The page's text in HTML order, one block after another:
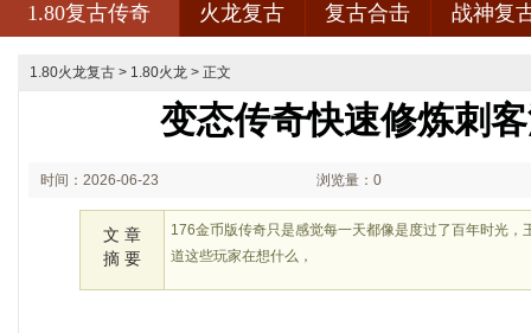
1.80复古传奇 火龙复古 复古合击 战神复
1.80火龙复古 > 1.80火龙 > 正文
变态传奇快速修炼刺
时间：2026-06-23 浏览量：0
文 章
摘 要
176金币版传奇只是感觉每一天都像是度过了百年时光，
道这些玩家在想什么，